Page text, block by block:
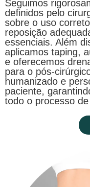
Seguimos
definidos pelo
sobre o uso
reposição
essenciais. Além
aplicamos taping,
e oferecemos
para o pós-
humanizado e
paciente,
todo o processo